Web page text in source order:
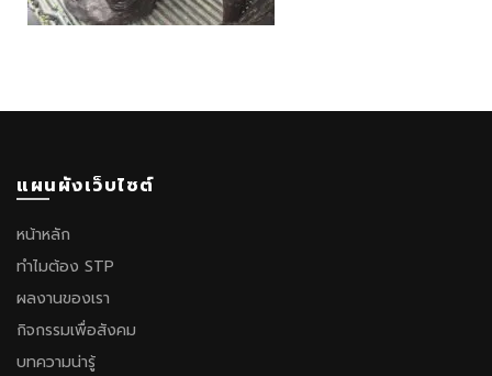
แผนผังเว็บไซต์
หน้าหลัก
ทำไมต้อง STP
ผลงานของเรา
กิจกรรมเพื่อสังคม
บทความน่ารู้